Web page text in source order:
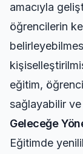
amacıyla
öğrencilerin
eğitim,
sağlayabilir
Geleceğe
Eğitimde